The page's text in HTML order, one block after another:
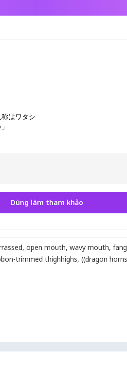
はワタシ
Dùng làm tham khảo
, open mouth, wavy mouth, fang
trimmed thighhighs, ((dragon